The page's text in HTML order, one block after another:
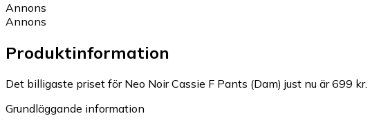
Annons
Annons
Produktinformation
Det billigaste priset för Neo Noir Cassie F Pants (Dam) just nu är 699 kr.
Grundläggande information